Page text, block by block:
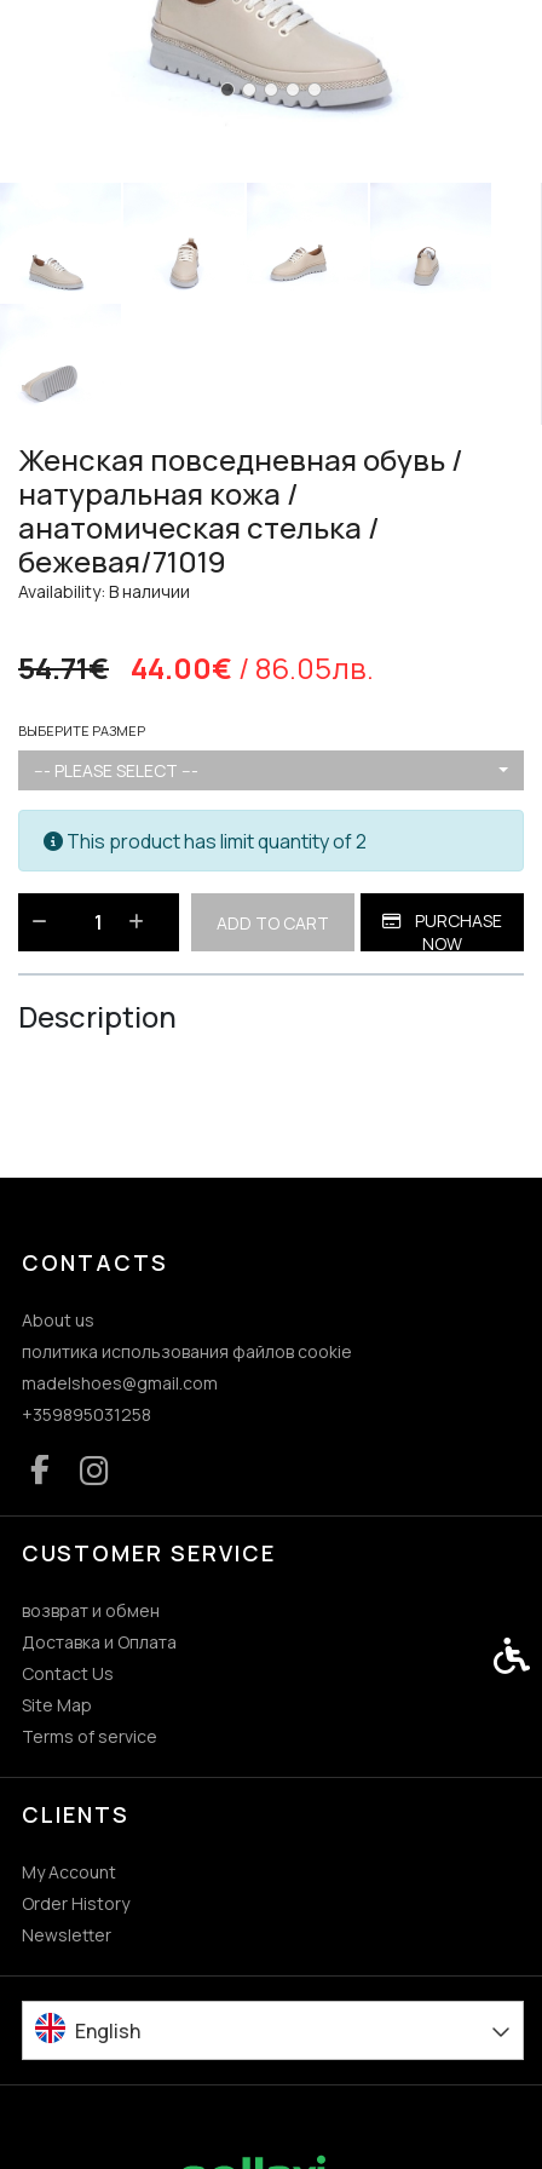
Женская повседневная обувь /
натуральная кожа /
анатомическая стелька /
бежевая/71019
Availability: В наличии
54.71€ 44.00€ / 86.05лв.
ВЫБЕРИТЕ РАЗМЕР
--- PLEASE SELECT ---
This product has limit quantity of 2
ADD TO CART
PURCHASE
NOW
Description
CONTACTS
About us
политика использования файлов cookie
madelshoes@gmail.com
+359895031258
CUSTOMER SERVICE
возврат и обмен
Доставка и Оплата
Contact Us
Site Map
Terms of service
CLIENTS
My Account
Order History
Newsletter
English